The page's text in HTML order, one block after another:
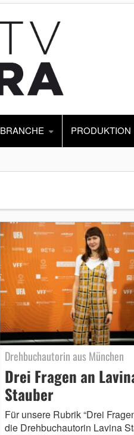
BRANCHE PRODUKTION
Drehbuchautorin aus München
Drei Fragen an
Stauber
Für unsere Rubrik “Drei
die Drehbuchautorin Lavina